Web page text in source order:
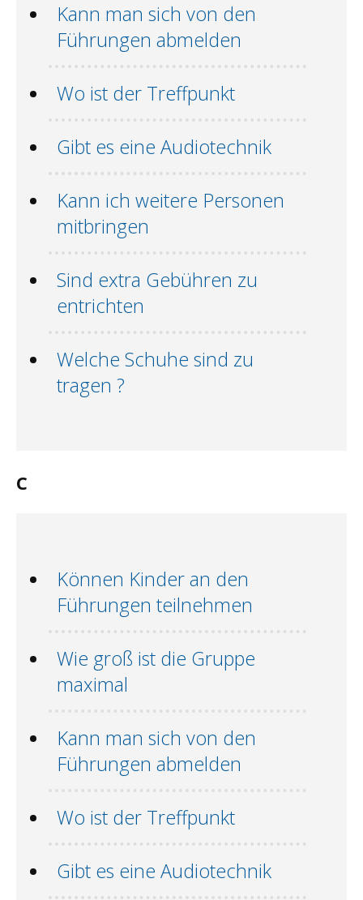
Kann man sich von den
Führungen abmelden
Wo ist der Treffpunkt
Gibt es eine Audiotechnik
Kann ich weitere Personen
mitbringen
Sind extra Gebühren zu
entrichten
Welche Schuhe sind zu
tragen ?
C
Können Kinder an den
Führungen teilnehmen
Wie groß ist die Gruppe
maximal
Kann man sich von den
Führungen abmelden
Wo ist der Treffpunkt
Gibt es eine Audiotechnik